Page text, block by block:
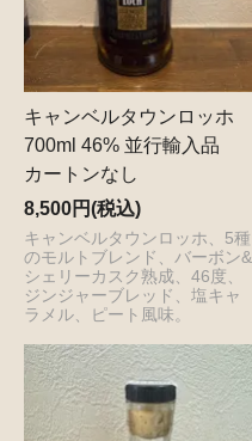
キャンベルタウンロッホ
700ml 46% 並行輸入品
カートンなし
8,500円(税込)
キャンベルタウンロッホ、5種
のモルトブレンド、バーボン&
シェリーカスク熟成、46度、
ジンジャーブレッド、塩キャ
ラメル、ピート風味。